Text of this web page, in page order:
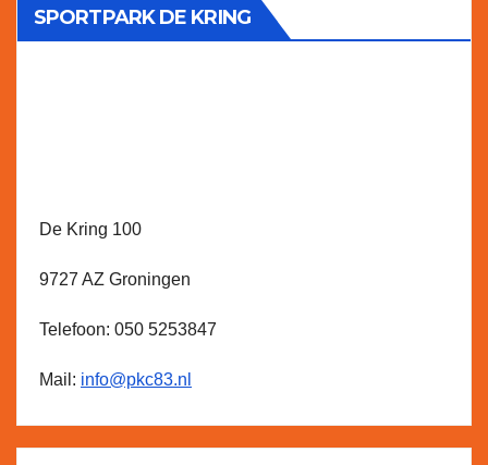
SPORTPARK DE KRING
De Kring 100
9727 AZ Groningen
Telefoon: 050 5253847
Mail: info@pkc83.nl